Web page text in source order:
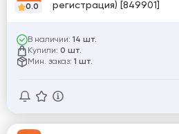
0.0
регистрация) [849901]
В наличии: 14 шт.
Купили: 0 шт.
Мин. заказ: 1 шт.